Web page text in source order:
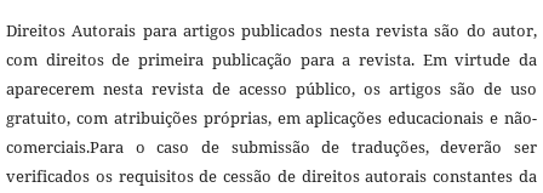
Direitos Autorais para artigos publicados nesta revista são do autor,
com direitos de primeira publicação para a revista. Em virtude da
aparecerem nesta revista de acesso público, os artigos são de uso
gratuito, com atribuições próprias, em aplicações educacionais e não-
comerciais.Para o caso de submissão de traduções, deverão ser
verificados os requisitos de cessão de direitos autorais constantes da